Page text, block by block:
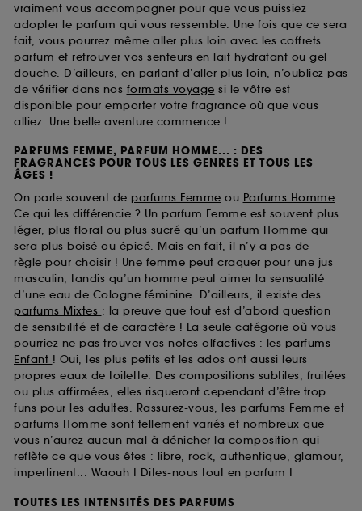
vraiment vous accompagner pour que vous puissiez
adopter le parfum qui vous ressemble. Une fois que ce sera
fait, vous pourrez même aller plus loin avec les coffrets
parfum et retrouver vos senteurs en lait hydratant ou gel
douche. D’ailleurs, en parlant d’aller plus loin, n’oubliez pas
de vérifier dans nos formats voyage si le vôtre est
disponible pour emporter votre fragrance où que vous
alliez. Une belle aventure commence !
PARFUMS FEMME, PARFUM HOMME... : DES
FRAGRANCES POUR TOUS LES GENRES ET TOUS LES
ÂGES !
On parle souvent de parfums Femme ou Parfums Homme.
Ce qui les différencie ? Un parfum Femme est souvent plus
léger, plus floral ou plus sucré qu’un parfum Homme qui
sera plus boisé ou épicé. Mais en fait, il n’y a pas de
règle pour choisir ! Une femme peut craquer pour une jus
masculin, tandis qu’un homme peut aimer la sensualité
d’une eau de Cologne féminine. D’ailleurs, il existe des
parfums Mixtes : la preuve que tout est d’abord question
de sensibilité et de caractère ! La seule catégorie où vous
pourriez ne pas trouver vos notes olfactives : les parfums
Enfant ! Oui, les plus petits et les ados ont aussi leurs
propres eaux de toilette. Des compositions subtiles, fruitées
ou plus affirmées, elles risqueront cependant d’être trop
funs pour les adultes. Rassurez-vous, les parfums Femme et
parfums Homme sont tellement variés et nombreux que
vous n’aurez aucun mal à dénicher la composition qui
reflète ce que vous êtes : libre, rock, authentique, glamour,
impertinent... Waouh ! Dites-nous tout en parfum !
TOUTES LES INTENSITÉS DES PARFUMS